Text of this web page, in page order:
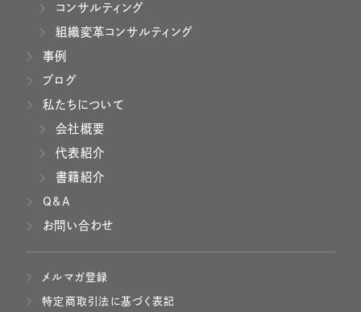
コンサルティング
組織変革コンサルティング
事例
ブログ
私たちについて
会社概要
代表紹介
書籍紹介
Q&A
お問い合わせ
メルマガ登録
特定商取引法に基づく表記